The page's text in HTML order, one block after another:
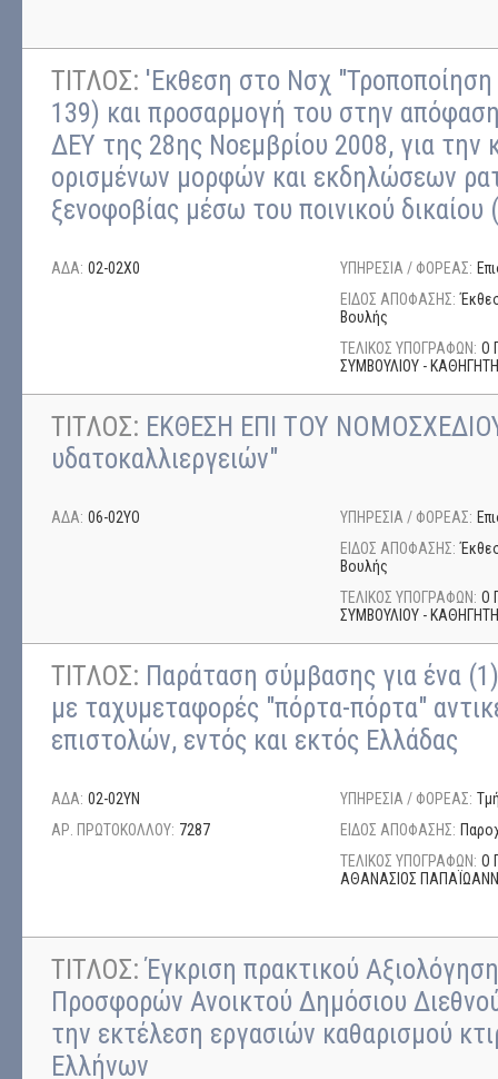
ΤΙΤΛΟΣ: 'Εκθεση στο Νσχ
139) και προσαρμογή του στην
ΔΕΥ της 28ης Νοεμβρίου 2008, για την
ορισμένων μορφών και εκδηλώσεων
ξενοφοβίας μέσω του ποινικού δικαίου
ΑΔΑ: 02-02Χ0 ΥΠΗΡΕΣΙΑ / ΦΟΡΕΑΣ:
ΕΙΔΟΣ ΑΠΟΦΑΣΗΣ:
Βουλής
ΤΕΛΙΚΟΣ ΥΠΟΓΡΑΦΩΝ: Ο
ΣΥΜΒΟΥΛΙΟΥ -
ΤΙΤΛΟΣ: ΕΚΘΕΣΗ ΕΠΙ ΤΟΥ
υδατοκαλλιεργειών"
ΑΔΑ: 06-02ΥΟ ΥΠΗΡΕΣΙΑ / ΦΟΡΕΑΣ:
ΕΙΔΟΣ ΑΠΟΦΑΣΗΣ:
Βουλής
ΤΕΛΙΚΟΣ ΥΠΟΓΡΑΦΩΝ: Ο
ΣΥΜΒΟΥΛΙΟΥ -
ΤΙΤΛΟΣ: Παράταση σύμβασης για ένα
με ταχυμεταφορές "πόρτα-πόρτα"
επιστολών, εντός και εκτός Ελλάδας
ΑΔΑ: 02-02ΥΝ
ΑΡ. ΠΡΩΤΟΚΟΛΛΟΥ: 7287
ΥΠΗΡΕΣΙΑ / ΦΟΡΕΑΣ:
ΕΙΔΟΣ ΑΠΟΦΑΣΗΣ:
ΤΕΛΙΚΟΣ ΥΠΟΓΡΑΦΩΝ: Ο
ΑΘΑΝΑΣΙΟΣ
ΤΙΤΛΟΣ:Έγκριση πρακτικού
Προσφορών Ανοικτού Δημόσιου
την εκτέλεση εργασιών καθαρισμού
Ελλήνων